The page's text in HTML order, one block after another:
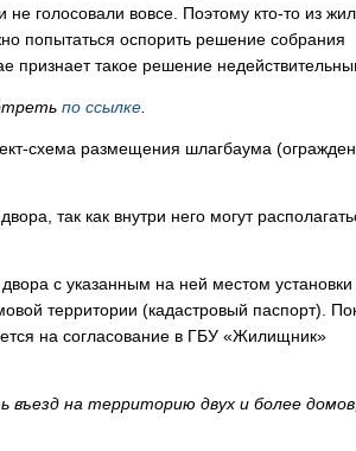
голосовали вовсе. Поэтому кто-то из
попытаться оспорить решение собрания
признает такое решение
по ссылке
схема размещения шлагбаума
так как внутри него могут
с указанным на ней местом установки
территории (кадастровый паспорт).
на согласование в ГБУ «Жилищник»
въезд на территорию двух и более